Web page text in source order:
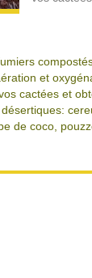
et
cactées et
de coco,